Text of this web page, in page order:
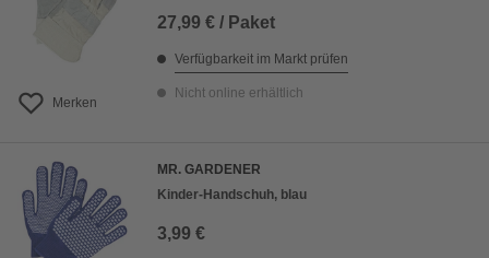
Merken
27,99 € / Paket
Verfügbarkeit im Markt prüfen
Nicht online erhältlich
MR. GARDENER
Kinder-Handschuh, blau
3,99 €